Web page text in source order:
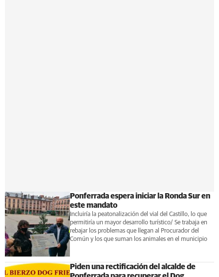
Ponferrada espera iniciar la Ronda Sur en
este mandato
Incluiría la peatonalización del vial del Castillo, lo que
permitiría un mayor desarrollo turístico/ Se trabaja en
rebajar los problemas que llegan al Procurador del
Común y los que suman los animales en el municipio
Piden una rectificación del alcalde de